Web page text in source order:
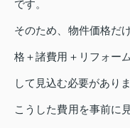
です。
そのため、物件価格だ
格＋諸費用＋リフォー
して見込む必要がありま
こうした費用を事前に